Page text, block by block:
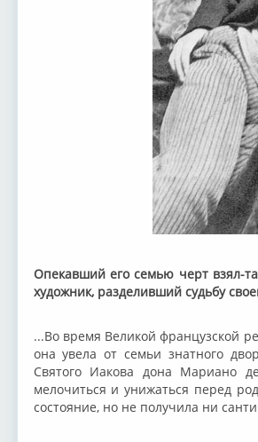
Опекавший его семью черт взял-
художник, разделивший судьбу
...Во время Великой французской
она увела от семьи знатного
Святого Иакова дона Мариано
мелочиться и унижаться перед
состояние, но не получила ни